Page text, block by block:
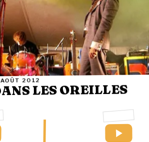
2012
LES OREILLES